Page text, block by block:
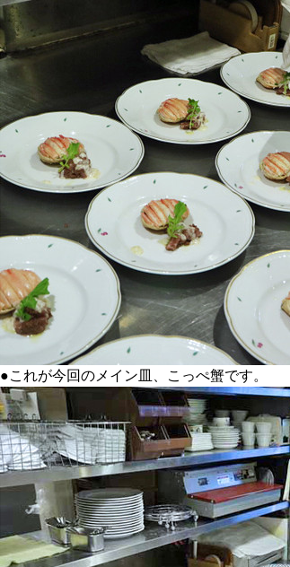
●これが今回のメイン皿、こっぺ蟹です。